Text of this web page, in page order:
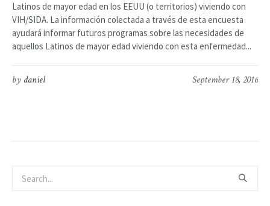
Latinos de mayor edad en los EEUU (o territorios) viviendo con
VIH/SIDA. La información colectada a través de esta encuesta
ayudará informar futuros programas sobre las necesidades de
aquellos Latinos de mayor edad viviendo con esta enfermedad...
September 18, 2016
by daniel